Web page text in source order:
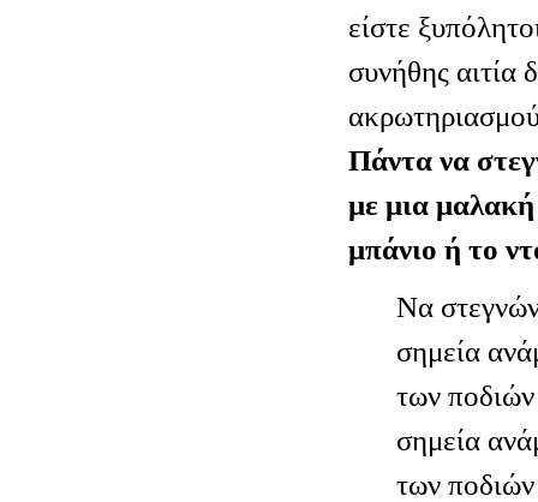
είστε
συνήθης αιτία
Πάντα να
με μια
μπάνιο ή το
Να
σημεία
των ποδιών
σημεία
των ποδιών